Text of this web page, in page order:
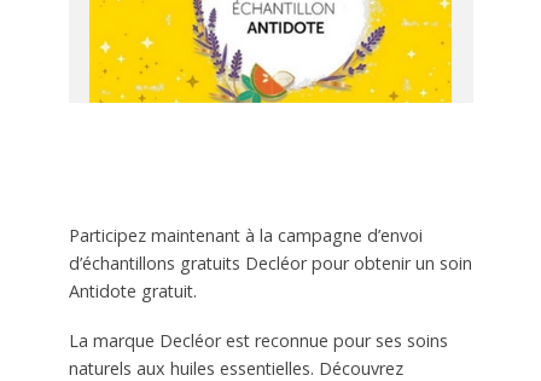
Participez maintenant à la campagne d’envoi
d’échantillons gratuits Decléor pour obtenir un soin
Antidote gratuit.
La marque Decléor est reconnue pour ses soins
naturels aux huiles essentielles. Découvrez